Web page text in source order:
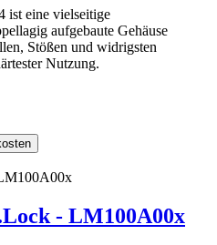
ist eine vielseitige
aufgebaute Gehäuse
Stößen und widrigsten
Nutzung.
- LM100A00x